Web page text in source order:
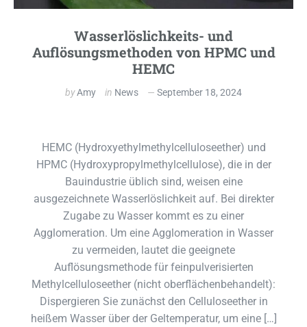
Wasserlöslichkeits- und
Auflösungsmethoden von HPMC und
HEMC
byAmy in News September 18, 2024
HEMC (Hydroxyethylmethylcelluloseether) und
HPMC (Hydroxypropylmethylcellulose), die in der
Bauindustrie üblich sind, weisen eine
ausgezeichnete Wasserlöslichkeit auf. Bei direkter
Zugabe zu Wasser kommt es zu einer
Agglomeration. Um eine Agglomeration in Wasser
zu vermeiden, lautet die geeignete
Auflösungsmethode für feinpulverisierten
Methylcelluloseether (nicht oberflächenbehandelt):
Dispergieren Sie zunächst den Celluloseether in
heißem Wasser über der Geltemperatur, um eine […]